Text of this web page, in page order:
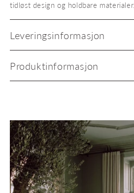
tidløst design og holdbare materialer.
Leveringsinformasjon
Produktinformasjon